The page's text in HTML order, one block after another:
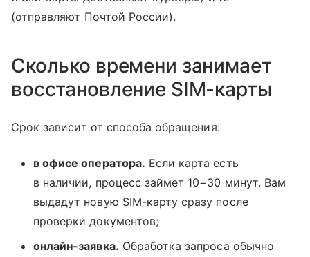
(отправляют Почтой России).
Сколько времени занимает
восстановление SIM-карты
Срок зависит от способа обращения:
в офисе оператора. Если карта есть
в наличии, процесс займет 10−30 минут. Вам
выдадут новую SIM-карту сразу после
проверки документов;
онлайн-заявка. Обработка запроса обычно